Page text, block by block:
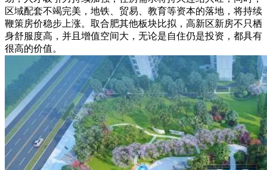
区域配套不竭完美，地铁、贸易、教育等资本的落地，将持续
鞭策房价稳步上涨。取合肥其他板块比拟，高新区新房不只栖
身舒服度高，并且增值空间大，无论是自住仍是投资，都具有
很高的价值。